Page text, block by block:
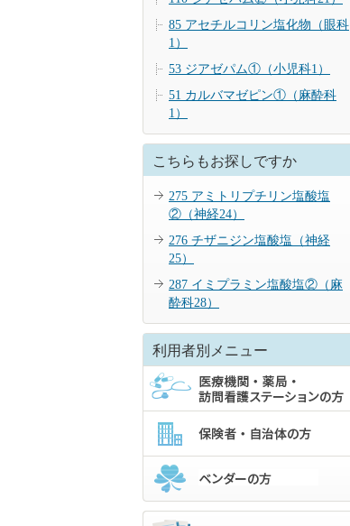
85 アセチルコリン塩化物（眼科
1）
53 ジアゼパム①（小児科1）
51 カルバマゼピン①（麻酔科
1）
こちらもお探しですか
275 アミトリプチリン塩酸塩
②（神経24）
276 チザニジン塩酸塩（神経
25）
287 イミプラミン塩酸塩②（麻
酔科28）
利用者別メニュー